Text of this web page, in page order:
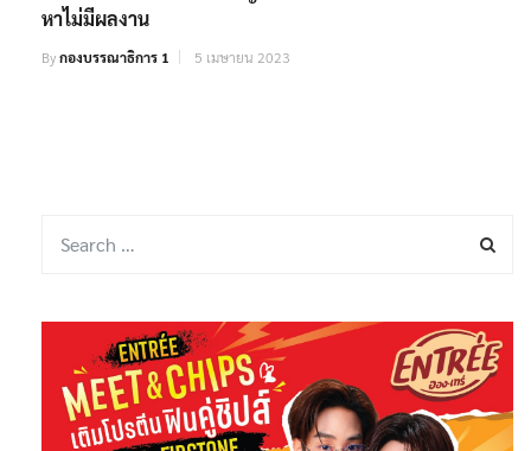
หาไม่มีผลงาน
Byกองบรรณาธิการ 1 5 เมษายน 2023